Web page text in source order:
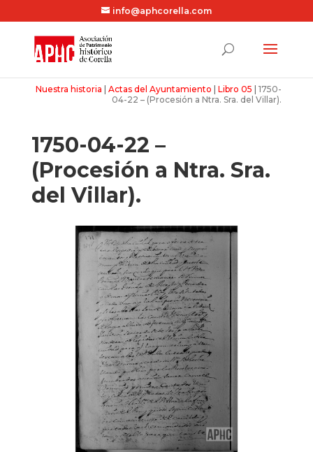
info@aphcorella.com
Nuestra historia |Actas del Ayuntamiento |Libro 05 |1750-
04-22 – (Procesión a Ntra. Sra. del Villar).
1750-04-22 –
(Procesión a Ntra. Sra.
del Villar).